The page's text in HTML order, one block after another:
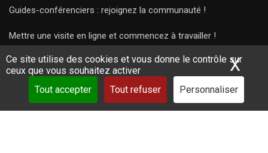
Ce site utilise des cookies et vous donne le contrôle sur
ceux que vous souhaitez activer
Tout accepter
Tout refuser Personnaliser
X
Guides-conférenciers : rejoignez la communauté !
Mettre une visite en ligne et commencez à travailler !